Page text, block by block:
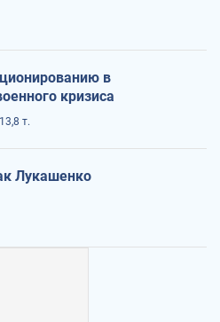
в
кризиса
13,8 т.
Лукашенко